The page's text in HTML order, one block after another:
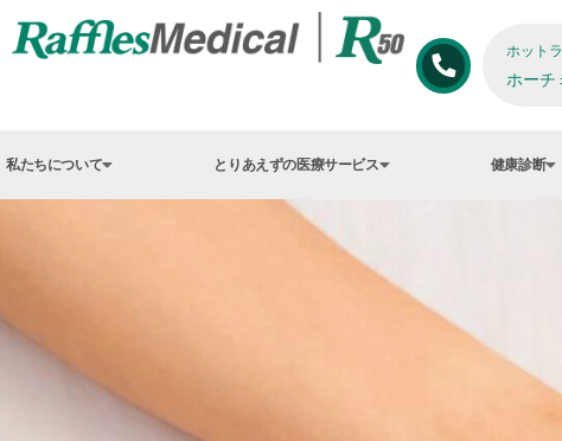
ホット
ホーチ
私たちについて とりあえずの医療サービス 健康診断